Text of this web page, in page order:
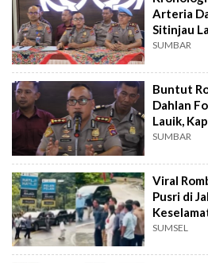
Arteria
Sitinjau
SUMBAR
Buntut
Dahlan
Lauik,
Maaf
SUMBAR
Viral
Pusri di
SUMSEL